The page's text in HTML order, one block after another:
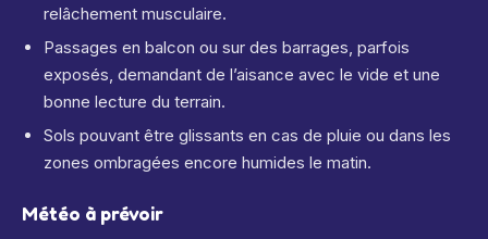
relâchement musculaire.
Passages en balcon ou sur des barrages, parfois
exposés, demandant de l’aisance avec le vide et une
bonne lecture du terrain.
Sols pouvant être glissants en cas de pluie ou dans les
zones ombragées encore humides le matin.
Météo à prévoir